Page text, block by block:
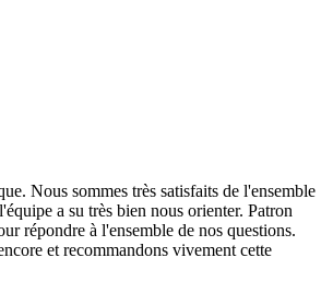
Nous sommes très satisfaits de l'ensemble
a su très bien nous orienter. Patron
répondre à l'ensemble de nos questions.
et recommandons vivement cette